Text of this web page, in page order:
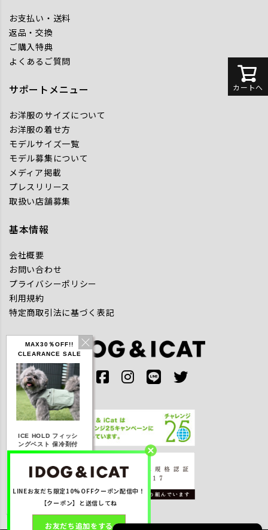
MAX30％OFF!!
CLEARANCE SALE
HOLD フィッシ
ベスト 保冷剤付
詳しく見る
IDOG ICE HOLD ネ
ッククーラー 保冷剤
円(税込み)
詳しく見る
テックタンク 遮熱
UVカット
円(税込み)
詳しく見る
カートへ
お支払い・送料
返品・交換
ご購入特典
よくあるご質問
サポートメニュー
お洋服のサイズについて
お洋服の着せ方
モデルサイズ一覧
モデル募集について
メディア掲載
プレスリリース
取扱い店舗募集
基本情報
会社概要
お問い合わせ
プライバシーポリシー
利用規約
特定商取引法に基づく表記
LINEお友だち限定10%OFFクーポン配信中！
【クーポン】と送信してね
お友だち追加をする